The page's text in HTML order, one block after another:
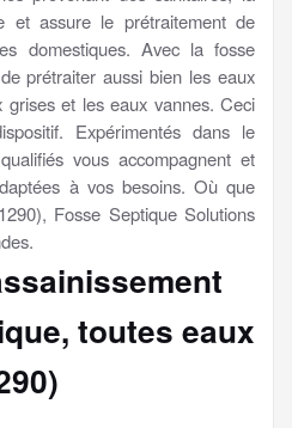
et assure le prétraitement de
domestiques. Avec la fosse
prétraiter aussi bien les eaux
et les eaux vannes. Ceci
Expérimentés dans le
vous accompagnent et
à vos besoins. Où que
Fosse Septique Solutions
toutes eaux